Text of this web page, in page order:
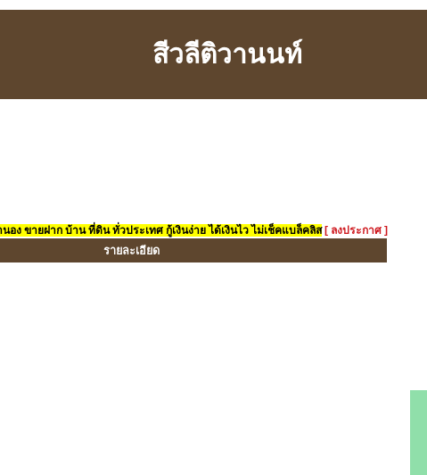
สีวลีติวานนท์
อง ขายฝาก บ้าน ที่ดิน ทั่วประเทศ กู้เงินง่าย ได้เงินไว ไม่เช็คแบล็คลิส [ ลงประกาศ ]
รายละเอียด